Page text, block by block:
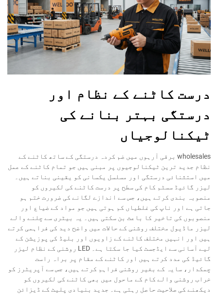
درست کاٹنے کے نظام اور
درستگی بہتر بنانے کی
ٹیکنالوجیاں
wholesales برقی آرہوں میں ضم کردہ درستگی کے ساتھ کاٹنے کے
نظام جدید ترین ٹیکنالوجیوں پر مبنی ہیں جو تمام کاٹنے کے عمل
میں استثنائی درستگی اور مسلسل یکسانی کو یقینی بناتے ہیں۔
لیزر گائیڈ سسٹم کام کی سطح پر درست کاٹنے کی لکیروں کو
منصوبہ بندی کرتے ہیں، جس سے اندازے لگانے کی ضرورت ختم ہو
جاتی ہے اور ناپ کی غلطیاں کم ہوتی ہیں جو مواد کے ضیاع اور
منصوبوں کی تاخیر کا باعث بن سکتی ہیں۔ یہ بیٹری سے چلنے والے
لیزر ماڈیول مختلف روشنی کے حالات میں واضح دید کی فراہمی کرتے
ہیں اور انہیں مختلف کاٹنے کے زاویوں اور بلیڈ کی پوزیشن کے
لیے آسانی سے ایڈجسٹ کیا جا سکتا ہے۔ LED روشنی کے نظام لیزر
گائیڈ کی مدد کرتے ہیں اور کاٹنے کے مقام پر براہ راست
چمکدار، سایہ کے بغیر روشنی فراہم کرتے ہیں، جس سے آپریٹرز کو
خراب روشنی والے کام کے ماحول میں بھی کاٹنے کی لکیروں کو
دیکھنے کی صلاحیت حاصل رہتی ہے۔ جدید بنیادی پلیٹ کے ڈیزائن